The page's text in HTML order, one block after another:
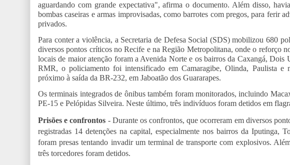
aguardando com grande expectativa", afirma o documento. Além disso,
bombas caseiras e armas improvisadas, como barrotes com pregos, para ferir
privados.
Para conter a violência, a Secretaria de Defesa Social (SDS) mobilizou 680
diversos pontos críticos no Recife e na Região Metropolitana, onde o reforço
locais de maior atenção foram a Avenida Norte e os bairros da Caxangá, Dois
RMR, o policiamento foi intensificado em Camaragibe, Olinda, Paulista e
próximo à saída da BR-232, em Jaboatão dos Guararapes.
Os terminais integrados de ônibus também foram monitorados, incluindo
PE-15 e Pelópidas Silveira. Neste último, três indivíduos foram detidos em
Prisões e confrontos - Durante os confrontos, que ocorreram em diversos
registradas 14 detenções na capital, especialmente nos bairros da Iputinga,
foram presas tentando invadir um terminal de transporte com explosivos.
três torcedores foram detidos.